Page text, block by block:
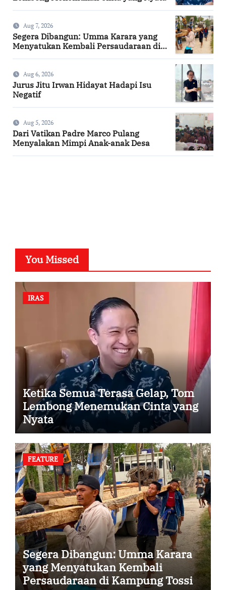
Aug 7, 2026
Segera Dibangun: Umma Karara yang
Menyatukan Kembali Persaudaraan di
Aug 6, 2026
Jurus Jitu Irwan Hidayat Hadapi Isu
Negatif
Aug 5, 2026
Dari Vatikan Padre Marco Pulang
Menyalakan Mimpi Anak-anak Desa
You Missed
IRAS
Ketika Semua Terasa Gelap, Tom
Lembong Menemukan Cinta yang
Nyata
FEATURE
Segera Dibangun: Umma Karara
yang Menyatukan Kembali
Persaudaraan di Kampung Tossi